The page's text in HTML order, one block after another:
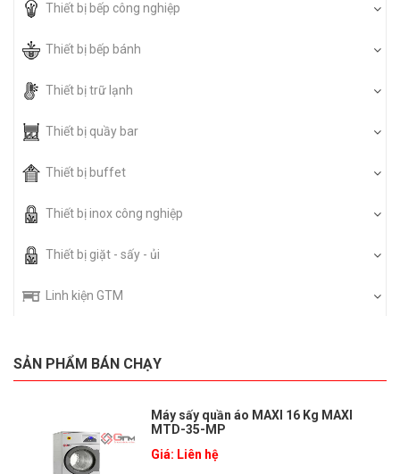
Thiết bị bếp công nghiệp
Thiết bị bếp bánh
Thiết bị trữ lạnh
Thiết bị quầy bar
Thiết bị buffet
Thiết bị inox công nghiệp
Thiết bị giặt - sấy - ủi
Linh kiện GTM
SẢN PHẨM BÁN CHẠY
Máy sấy quần áo MAXI 16 Kg MAXI
MTD-35-MP
Giá: Liên hệ